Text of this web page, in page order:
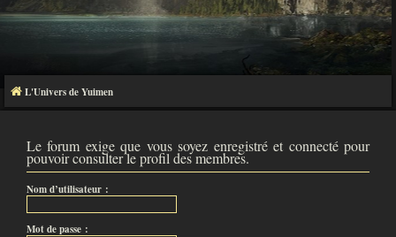
L'Univers de Yuimen
Le forum exige que vous soyez enregistré et connecté pour
pouvoir consulter le profil des membres.
Nom d’utilisateur :
Mot de passe :